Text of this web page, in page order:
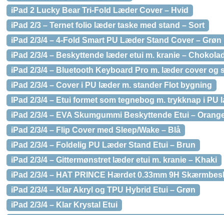
iPad 2 Lucky Bear Tri-Fold Læder Cover – Hvid
iPad 2/3 – Ternet folio læder taske med stand – Sort
iPad 2/3/4 – 4-Fold Smart PU Læder Stand Cover – Grøn
iPad 2/3/4 – Beskyttende læder etui m. kranie –
iPad 2/3/4 – Bluetooth Keyboard Pro m. læder cover og
iPad 2/3/4 – Cover i PU læder m. stander Flot bygning
IPad 2/3/4 – Etui formet som tegnebog m. trykknap i PU
iPad 2/3/4 – EVA Skumgummi Beskyttende Etui –
iPad 2/3/4 – Flip Cover med Sleep/Wake – Blå
iPad 2/3/4 – Foldelig PU Læder Stand Etui – Brun
iPad 2/3/4 – Gittermønstret læder etui m. kranie – Khaki
iPad 2/3/4 – HAT PRINCE Hærdet 0.33mm 9H
iPad 2/3/4 – Klar Akryl og TPU Hybrid Etui – Grøn
iPad 2/3/4 – Klar Krystal Etui